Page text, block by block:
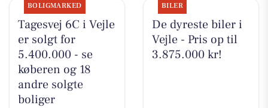
BOLIGMARKED
Tagesvej 6C i Vejle
er solgt for
5.400.000 - se
køberen og 18
andre solgte
boliger
BILER
De dyreste biler i
Vejle - Pris op til
3.875.000 kr!